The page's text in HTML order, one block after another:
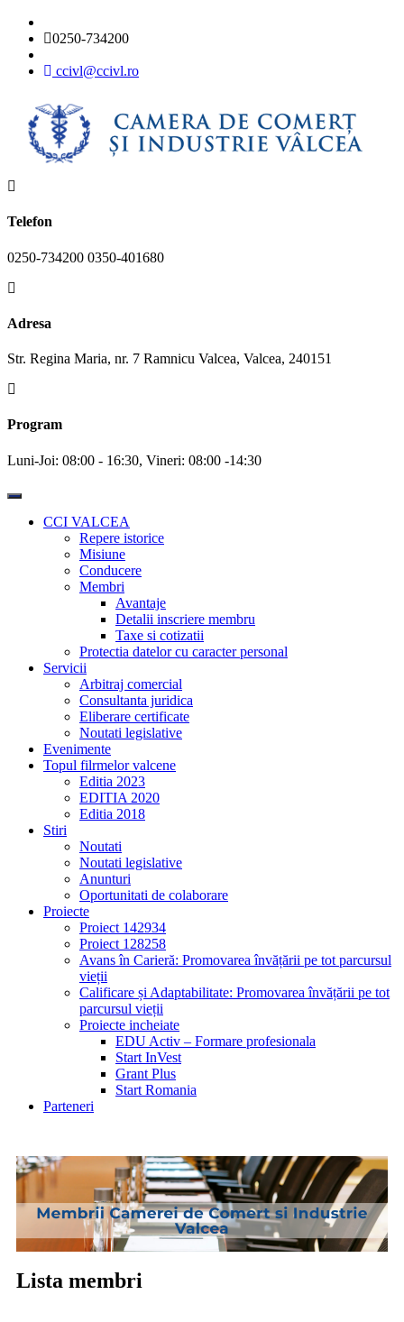
0250-734200
ccivl@ccivl.ro
Telefon
0250-734200 0350-401680
Adresa
Str. Regina Maria, nr. 7 Ramnicu Valcea, Valcea, 240151
Program
Luni-Joi: 08:00 - 16:30, Vineri: 08:00 -14:30
Toggle
NavigationCCI VALCEA
Repere istorice
Misiune
Conducere
Membri
Avantaje
Detalii inscriere membru
Taxe si cotizatii
Protectia datelor cu caracter personal
Servicii
Arbitraj comercial
Consultanta juridica
Eliberare certificate
Noutati legislative
Evenimente
Topul filrmelor valcene
Editia 2023
EDITIA 2020
Editia 2018
Stiri
Noutati
Noutati legislative
Anunturi
Oportunitati de colaborare
Proiecte
Proiect 142934
Proiect 128258
Avans în Carieră: Promovarea învățării pe tot parcursul
vieții
Calificare și Adaptabilitate: Promovarea învățării pe tot
parcursul vieții
Proiecte incheiate
EDU Activ – Formare profesionala
Start InVest
Grant Plus
Start Romania
Parteneri
Lista membri